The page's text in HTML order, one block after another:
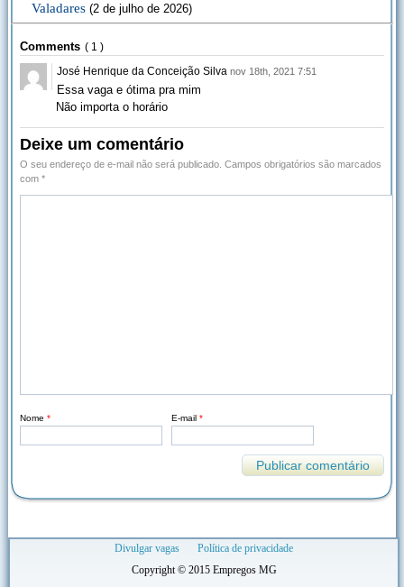
Valadares (2 de julho de 2026)
Comments ( 1 )
José Henrique da Conceição Silva nov 18th, 2021 7:51
Essa vaga e ótima pra mim
Não importa o horário
Deixe um comentário
O seu endereço de e-mail não será publicado. Campos obrigatórios são marcados
com *
Nome * E-mail *
Divulgar vagas
Política de privacidade
Copyright © 2015 Empregos MG